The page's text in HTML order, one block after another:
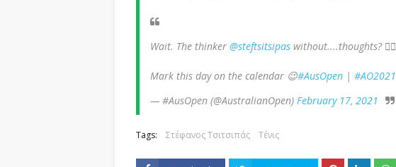
Wait. The thinker @steftsitsipas without....thoughts? 🧘‍♂️
Mark this day on the calendar 😉#AusOpen | #AO2021
— #AusOpen (@AustralianOpen) February 17, 2021
Tags: Στέφανος Τσιτσιπάς Τένις